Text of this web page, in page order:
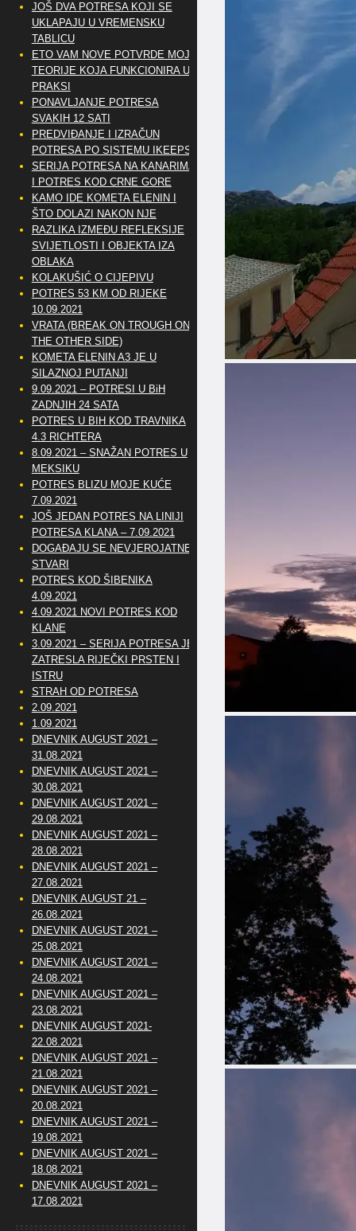
JOŠ DVA POTRESA KOJI SE
UKLAPAJU U VREMENSKU
TABLICU
ETO VAM NOVE POTVRDE MOJE
TEORIJE KOJA FUNKCIONIRA U
PRAKSI
PONAVLJANJE POTRESA
SVAKIH 12 SATI
PREDVIĐANJE I IZRAČUN
POTRESA PO SISTEMU IKEEPS
SERIJA POTRESA NA KANARIMA
I POTRES KOD CRNE GORE
KAMO IDE KOMETA ELENIN I
ŠTO DOLAZI NAKON NJE
RAZLIKA IZMEĐU REFLEKSIJE
SVIJETLOSTI I OBJEKTA IZA
OBLAKA
KOLAKUŠIĆ O CIJEPIVU
POTRES 53 KM OD RIJEKE
10.09.2021
VRATA (BREAK ON TROUGH ON
THE OTHER SIDE)
KOMETA ELENIN A3 JE U
SILAZNOJ PUTANJI
9.09.2021 – POTRESI U BiH
ZADNJIH 24 SATA
POTRES U BIH KOD TRAVNIKA
4.3 RICHTERA
8.09.2021 – SNAŽAN POTRES U
MEKSIKU
POTRES BLIZU MOJE KUĆE
7.09.2021
JOŠ JEDAN POTRES NA LINIJI
POTRESA KLANA – 7.09.2021
DOGAĐAJU SE NEVJEROJATNE
STVARI
POTRES KOD ŠIBENIKA
4.09.2021
4.09.2021 NOVI POTRES KOD
KLANE
3.09.2021 – SERIJA POTRESA JE
ZATRESLA RIJEČKI PRSTEN I
ISTRU
STRAH OD POTRESA
2.09.2021
1.09.2021
DNEVNIK AUGUST 2021 –
31.08.2021
DNEVNIK AUGUST 2021 –
30.08.2021
DNEVNIK AUGUST 2021 –
29.08.2021
DNEVNIK AUGUST 2021 –
28.08.2021
DNEVNIK AUGUST 2021 –
27.08.2021
DNEVNIK AUGUST 21 –
26.08.2021
DNEVNIK AUGUST 2021 –
25.08.2021
DNEVNIK AUGUST 2021 –
24.08.2021
DNEVNIK AUGUST 2021 –
23.08.2021
DNEVNIK AUGUST 2021-
22.08.2021
DNEVNIK AUGUST 2021 –
21.08.2021
DNEVNIK AUGUST 2021 –
20.08.2021
DNEVNIK AUGUST 2021 –
19.08.2021
DNEVNIK AUGUST 2021 –
18.08.2021
DNEVNIK AUGUST 2021 –
17.08.2021